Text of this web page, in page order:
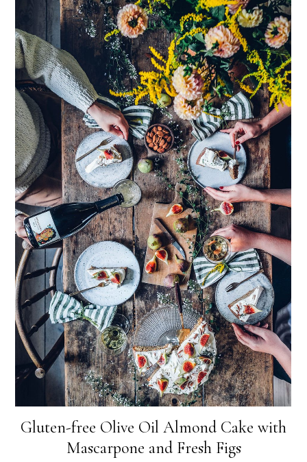
Gluten-free Olive Oil Almond Cake with
Mascarpone and Fresh Figs